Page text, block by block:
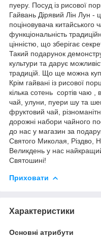
пуеру. Посуд із рисової
Гайвань Дірявий Лін Лун -
поціновувача
функціональність
цінністю, що зберігає
Такий подарунок
культури та дарує
традицій. Що ще можна
Крім гайвані із рисової
кілька сотень сортів чаю
чай, улуни, пуери шу та
фруктовий чай,
дорожні набори чайного
до нас у магазин за
Святого Миколая, Різдво,
Великдень у нас
Святошині!
Приховати
Характеристики
Основні атрибути